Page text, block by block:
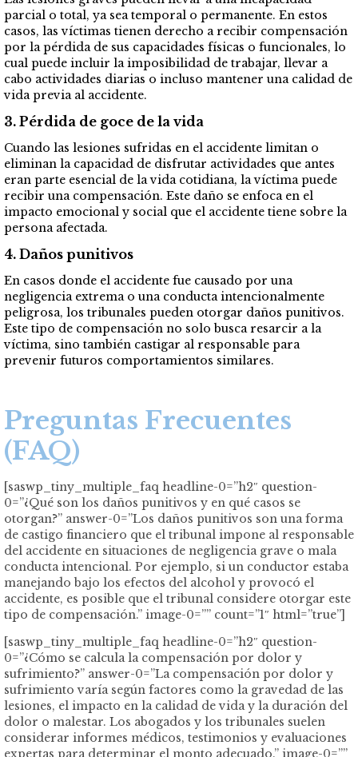
parcial o total, ya sea temporal o permanente. En estos
casos, las víctimas tienen derecho a recibir compensación
por la pérdida de sus capacidades físicas o funcionales, lo
cual puede incluir la imposibilidad de trabajar, llevar a
cabo actividades diarias o incluso mantener una calidad de
vida previa al accidente.
3. Pérdida de goce de la vida
Cuando las lesiones sufridas en el accidente limitan o
eliminan la capacidad de disfrutar actividades que antes
eran parte esencial de la vida cotidiana, la víctima puede
recibir una compensación. Este daño se enfoca en el
impacto emocional y social que el accidente tiene sobre la
persona afectada.
4. Daños punitivos
En casos donde el accidente fue causado por una
negligencia extrema o una conducta intencionalmente
peligrosa, los tribunales pueden otorgar daños punitivos.
Este tipo de compensación no solo busca resarcir a la
víctima, sino también castigar al responsable para
prevenir futuros comportamientos similares.
Preguntas Frecuentes
(FAQ)
[saswp_tiny_multiple_faq headline-0=”h2″ question-
0=”¿Qué son los daños punitivos y en qué casos se
otorgan?” answer-0=”Los daños punitivos son una forma
de castigo financiero que el tribunal impone al responsable
del accidente en situaciones de negligencia grave o mala
conducta intencional. Por ejemplo, si un conductor estaba
manejando bajo los efectos del alcohol y provocó el
accidente, es posible que el tribunal considere otorgar este
tipo de compensación.” image-0=”” count=”1″ html=”true”]
[saswp_tiny_multiple_faq headline-0=”h2″ question-
0=”¿Cómo se calcula la compensación por dolor y
sufrimiento?” answer-0=”La compensación por dolor y
sufrimiento varía según factores como la gravedad de las
lesiones, el impacto en la calidad de vida y la duración del
dolor o malestar. Los abogados y los tribunales suelen
considerar informes médicos, testimonios y evaluaciones
expertas para determinar el monto adecuado.” image-0=””